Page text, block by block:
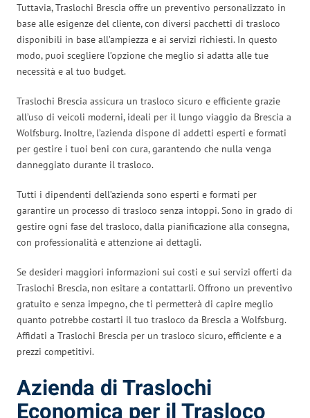
Tuttavia, Traslochi Brescia offre un preventivo personalizzato in
base alle esigenze del cliente, con diversi pacchetti di trasloco
disponibili in base all’ampiezza e ai servizi richiesti. In questo
modo, puoi scegliere l’opzione che meglio si adatta alle tue
necessità e al tuo budget.
Traslochi Brescia assicura un trasloco sicuro e efficiente grazie
all’uso di veicoli moderni, ideali per il lungo viaggio da Brescia a
Wolfsburg. Inoltre, l’azienda dispone di addetti esperti e formati
per gestire i tuoi beni con cura, garantendo che nulla venga
danneggiato durante il trasloco.
Tutti i dipendenti dell’azienda sono esperti e formati per
garantire un processo di trasloco senza intoppi. Sono in grado di
gestire ogni fase del trasloco, dalla pianificazione alla consegna,
con professionalità e attenzione ai dettagli.
Se desideri maggiori informazioni sui costi e sui servizi offerti da
Traslochi Brescia, non esitare a contattarli. Offrono un preventivo
gratuito e senza impegno, che ti permetterà di capire meglio
quanto potrebbe costarti il tuo trasloco da Brescia a Wolfsburg.
Affidati a Traslochi Brescia per un trasloco sicuro, efficiente e a
prezzi competitivi.
Azienda di Traslochi